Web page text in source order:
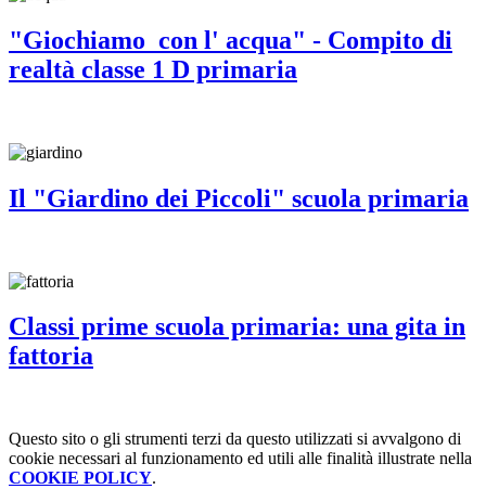
"Giochiamo con l' acqua" - Compito di
realtà classe 1 D primaria
Il "Giardino dei Piccoli" scuola primaria
Classi prime scuola primaria: una gita in
fattoria
Questo sito o gli strumenti terzi da questo utilizzati si avvalgono di
cookie necessari al funzionamento ed utili alle finalità illustrate nella
COOKIE POLICY.